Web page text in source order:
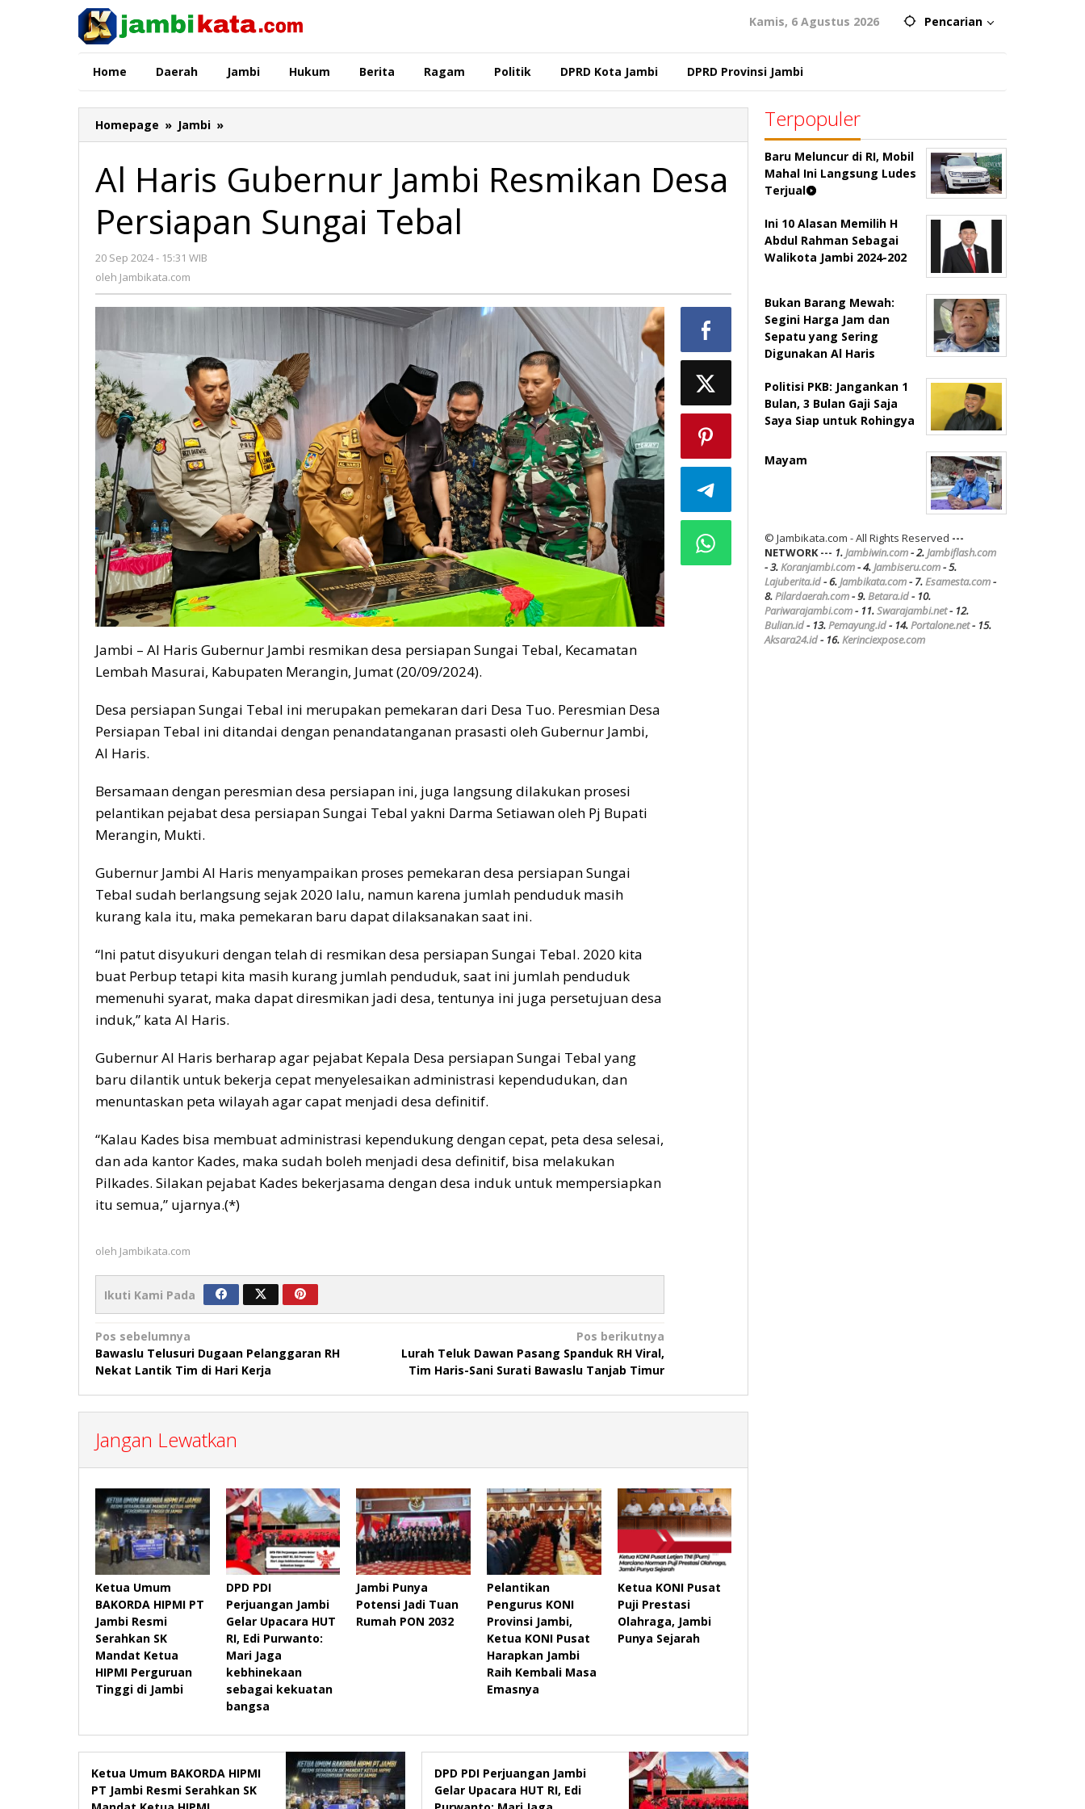
Kamis, 6 Agustus 2026 Pencarian
Home Daerah Jambi Hukum Berita Ragam Politik DPRD Kota Jambi DPRD Provinsi Jambi
Homepage » Jambi »
Haris
Jambi
Resmikan
Persiapan
Al Haris Gubernur Jambi Resmikan Desa
Persiapan Sungai Tebal
20 Sep 2024 - 15:31 WIB
oleh Jambikata.com
Jambi – Al Haris Gubernur Jambi resmikan desa persiapan Sungai Tebal, Kecamatan
Lembah Masurai, Kabupaten Merangin, Jumat (20/09/2024).
Desa persiapan Sungai Tebal ini merupakan pemekaran dari Desa Tuo. Peresmian Desa
Persiapan Tebal ini ditandai dengan penandatanganan prasasti oleh Gubernur Jambi,
Al Haris.
Bersamaan dengan peresmian desa persiapan ini, juga langsung dilakukan prosesi
pelantikan pejabat desa persiapan Sungai Tebal yakni Darma Setiawan oleh Pj Bupati
Merangin, Mukti.
Gubernur Jambi Al Haris menyampaikan proses pemekaran desa persiapan Sungai
Tebal sudah berlangsung sejak 2020 lalu, namun karena jumlah penduduk masih
kurang kala itu, maka pemekaran baru dapat dilaksanakan saat ini.
“Ini patut disyukuri dengan telah di resmikan desa persiapan Sungai Tebal. 2020 kita
buat Perbup tetapi kita masih kurang jumlah penduduk, saat ini jumlah penduduk
memenuhi syarat, maka dapat diresmikan jadi desa, tentunya ini juga persetujuan desa
induk,” kata Al Haris.
Gubernur Al Haris berharap agar pejabat Kepala Desa persiapan Sungai Tebal yang
baru dilantik untuk bekerja cepat menyelesaikan administrasi kependudukan, dan
menuntaskan peta wilayah agar capat menjadi desa definitif.
“Kalau Kades bisa membuat administrasi kependukung dengan cepat, peta desa selesai,
dan ada kantor Kades, maka sudah boleh menjadi desa definitif, bisa melakukan
Pilkades. Silakan pejabat Kades bekerjasama dengan desa induk untuk mempersiapkan
itu semua,” ujarnya.(*)
oleh Jambikata.com
Ikuti Kami Pada
Navigasi
pos
Pos sebelumnya
Bawaslu Telusuri Dugaan Pelanggaran RH
Nekat Lantik Tim di Hari Kerja
Pos berikutnya
Lurah Teluk Dawan Pasang Spanduk RH Viral,
Tim Haris-Sani Surati Bawaslu Tanjab Timur
Jangan Lewatkan
Ketua Umum
BAKORDA HIPMI PT
Jambi Resmi
Serahkan SK
Mandat Ketua
HIPMI Perguruan
Tinggi di Jambi
DPD PDI
Perjuangan Jambi
Gelar Upacara HUT
RI, Edi Purwanto:
Mari Jaga
kebhinekaan
sebagai kekuatan
bangsa
Jambi Punya
Potensi Jadi Tuan
Rumah PON 2032
Pelantikan
Pengurus KONI
Provinsi Jambi,
Ketua KONI Pusat
Harapkan Jambi
Raih Kembali Masa
Emasnya
Ketua KONI Pusat
Puji Prestasi
Olahraga, Jambi
Punya Sejarah
Ketua Umum BAKORDA HIPMI
PT Jambi Resmi Serahkan SK
DPD PDI Perjuangan Jambi
Gelar Upacara HUT RI, Edi
Terpopuler
Baru Meluncur di RI, Mobil
Mahal Ini Langsung Ludes
Terjual
Ini 10 Alasan Memilih H
Abdul Rahman Sebagai
Walikota Jambi 2024-202
Bukan Barang Mewah:
Segini Harga Jam dan
Sepatu yang Sering
Digunakan Al Haris
Politisi PKB: Jangankan 1
Bulan, 3 Bulan Gaji Saja
Saya Siap untuk Rohingya
Mayam
© Jambikata.com - All Rights Reserved ---
NETWORK --- 1.Jambiwin.com- 2.Jambiflash.com
- 3.Koranjambi.com- 4.Jambiseru.com- 5.
Lajuberita.id- 6.Jambikata.com- 7.Esamesta.com-
8.Pilardaerah.com- 9.Betara.id- 10.
Pariwarajambi.com- 11.Swarajambi.net- 12.
Bulian.id- 13.Pemayung.id- 14.Portalone.net- 15.
Aksara24.id- 16.Kerinciexpose.com